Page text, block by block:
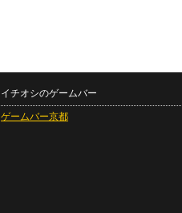
イチオシのゲームバー
ゲームバー京都